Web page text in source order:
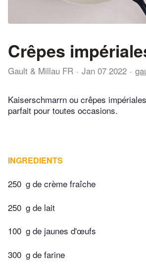
Crêpes
Gault & Millau FR Jan 07 2022
Kaiserschmarrn ou crêpes
parfait pour toutes occasions.
INGREDIENTS
250 g de crème fraîche
250 g de lait
100 g de jaunes d'œufs
300 g de farine